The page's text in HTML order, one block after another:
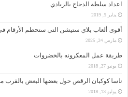
اعداد سلطة الدجاج بالزبادي
يناير 5, 2019
أقوى ألعاب بلاي ستيشن التي ستحطم الأرقام في
مارس 24, 2025
طريقة عمل المعكرونه بالخضروات
يونيو 27, 2018
ناسا كوكبان الرقص حول بعضها البعض بالقرب
يوليو 13, 2018